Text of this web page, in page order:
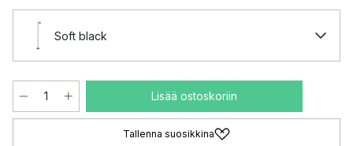
Soft black
Lisää ostoskoriin
Tallenna suosikkina